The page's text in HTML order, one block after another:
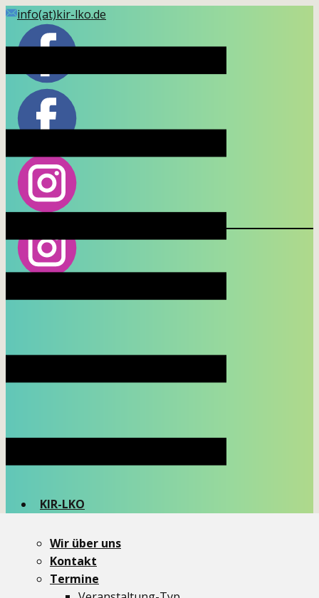
Skip
content
info(at)kir-lko.de
KIR-LKO
Wir über uns
Kontakt
Termine
dit und dat
Themen
Aktionen
Critical Mass